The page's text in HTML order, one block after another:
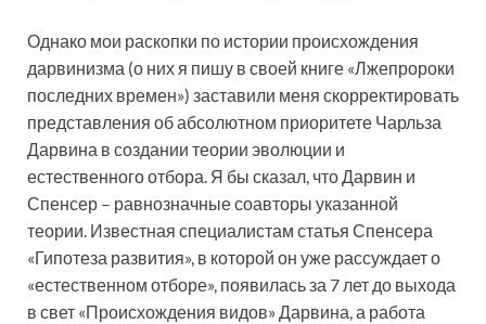
Однако мои раскопки по истории происхождения
дарвинизма (о них я пишу в своей книге «Лжепророки
последних времен») заставили меня скорректировать
представления об абсолютном приоритете Чарльза
Дарвина в создании теории эволюции и
естественного отбора. Я бы сказал, что Дарвин и
Спенсер – равнозначные соавторы указанной
теории. Известная специалистам статья Спенсера
«Гипотеза развития», в которой он уже рассуждает о
«естественном отборе», появилась за 7 лет до выхода
в свет «Происхождения видов» Дарвина, а работа